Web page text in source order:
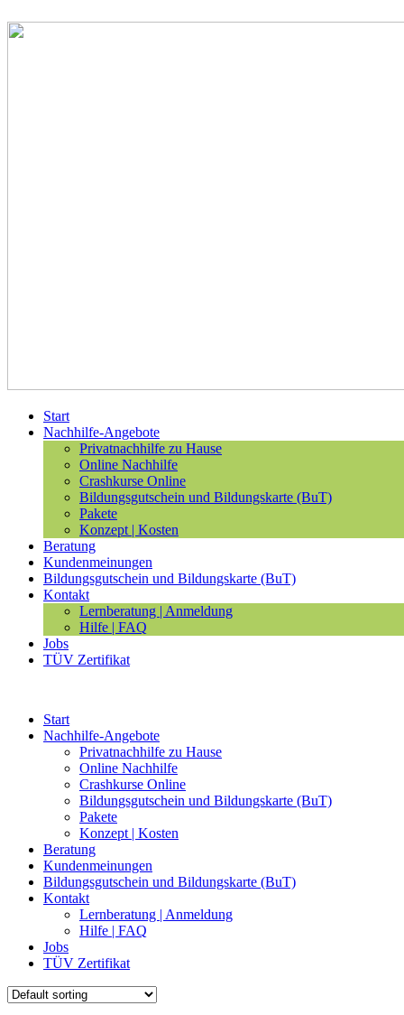
Start
Nachhilfe-Angebote
Privatnachhilfe zu Hause
Online Nachhilfe
Crashkurse Online
Bildungsgutschein und Bildungskarte (BuT)
Pakete
Konzept | Kosten
Beratung
Kundenmeinungen
Bildungsgutschein und Bildungskarte (BuT)
Kontakt
Lernberatung | Anmeldung
Hilfe | FAQ
Jobs
TÜV Zertifikat
Start
Nachhilfe-Angebote
Privatnachhilfe zu Hause
Online Nachhilfe
Crashkurse Online
Bildungsgutschein und Bildungskarte (BuT)
Pakete
Konzept | Kosten
Beratung
Kundenmeinungen
Bildungsgutschein und Bildungskarte (BuT)
Kontakt
Lernberatung | Anmeldung
Hilfe | FAQ
Jobs
TÜV Zertifikat